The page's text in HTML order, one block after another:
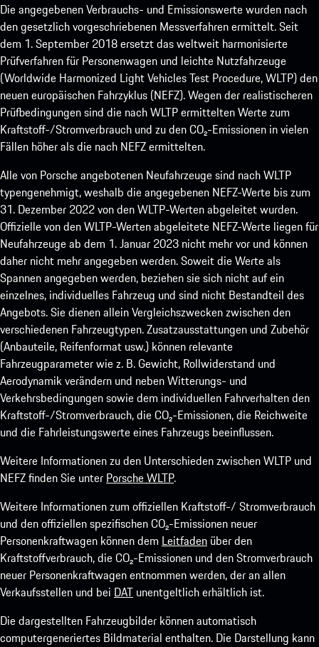
Die angegebenen Verbrauchs- und Emissionswerte wurden nach
den gesetzlich vorgeschriebenen Messverfahren ermittelt. Seit
dem 1. September 2018 ersetzt das weltweit harmonisierte
Prüfverfahren für Personenwagen und leichte Nutzfahrzeuge
(Worldwide Harmonized Light Vehicles Test Procedure, WLTP) den
neuen europäischen Fahrzyklus (NEFZ). Wegen der realistischeren
Prüfbedingungen sind die nach WLTP ermittelten Werte zum
Kraftstoff-/Stromverbrauch und zu den CO₂-Emissionen in vielen
Fällen höher als die nach NEFZ ermittelten.
Alle von Porsche angebotenen Neufahrzeuge sind nach WLTP
typengenehmigt, weshalb die angegebenen NEFZ-Werte bis zum
31. Dezember 2022 von den WLTP-Werten abgeleitet wurden.
Offizielle von den WLTP-Werten abgeleitete NEFZ-Werte liegen für
Neufahrzeuge ab dem 1. Januar 2023 nicht mehr vor und können
daher nicht mehr angegeben werden. Soweit die Werte als
Spannen angegeben werden, beziehen sie sich nicht auf ein
einzelnes, individuelles Fahrzeug und sind nicht Bestandteil des
Angebots. Sie dienen allein Vergleichszwecken zwischen den
verschiedenen Fahrzeugtypen. Zusatzausstattungen und Zubehör
(Anbauteile, Reifenformat usw.) können relevante
Fahrzeugparameter wie z. B. Gewicht, Rollwiderstand und
Aerodynamik verändern und neben Witterungs- und
Verkehrsbedingungen sowie dem individuellen Fahrverhalten den
Kraftstoff-/Stromverbrauch, die CO₂-Emissionen, die Reichweite
und die Fahrleistungswerte eines Fahrzeugs beeinflussen.
Weitere Informationen zu den Unterschieden zwischen WLTP und
NEFZ finden Sie unter Porsche WLTP.
Weitere Informationen zum offiziellen Kraftstoff-/ Stromverbrauch
und den offiziellen spezifischen CO₂-Emissionen neuer
Personenkraftwagen können dem Leitfaden über den
Kraftstoffverbrauch, die CO₂-Emissionen und den Stromverbrauch
neuer Personenkraftwagen entnommen werden, der an allen
Verkaufsstellen und bei DAT unentgeltlich erhältlich ist.
Die dargestellten Fahrzeugbilder können automatisch
computergeneriertes Bildmaterial enthalten. Die Darstellung kann